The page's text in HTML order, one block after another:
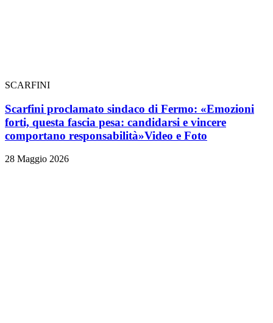
SCARFINI
Scarfini proclamato sindaco di Fermo: «Emozioni
forti, questa fascia pesa: candidarsi e vincere
comportano responsabilità»Video e Foto
28 Maggio 2026